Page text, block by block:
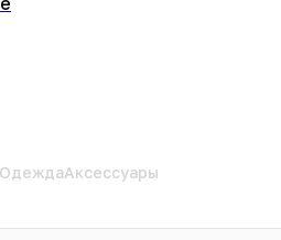
ОдеждаАксессуары